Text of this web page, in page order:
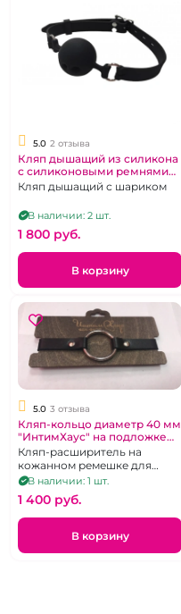
5.0 2 отзыва
Кляп дышащий из силикона
с силиконовыми ремнями
размер М
Кляп дышащий с шариком
В наличии: 2 шт.
1 800 pуб.
В корзину
5.0 3 отзыва
Кляп-кольцо диаметр 40 мм
"ИнтимХаус" на подложке
из дерева
Кляп-расширитель на
кожанном ремешке для
принуждения к оральному
сексу.
В наличии: 1 шт.
1 400 pуб.
В корзину